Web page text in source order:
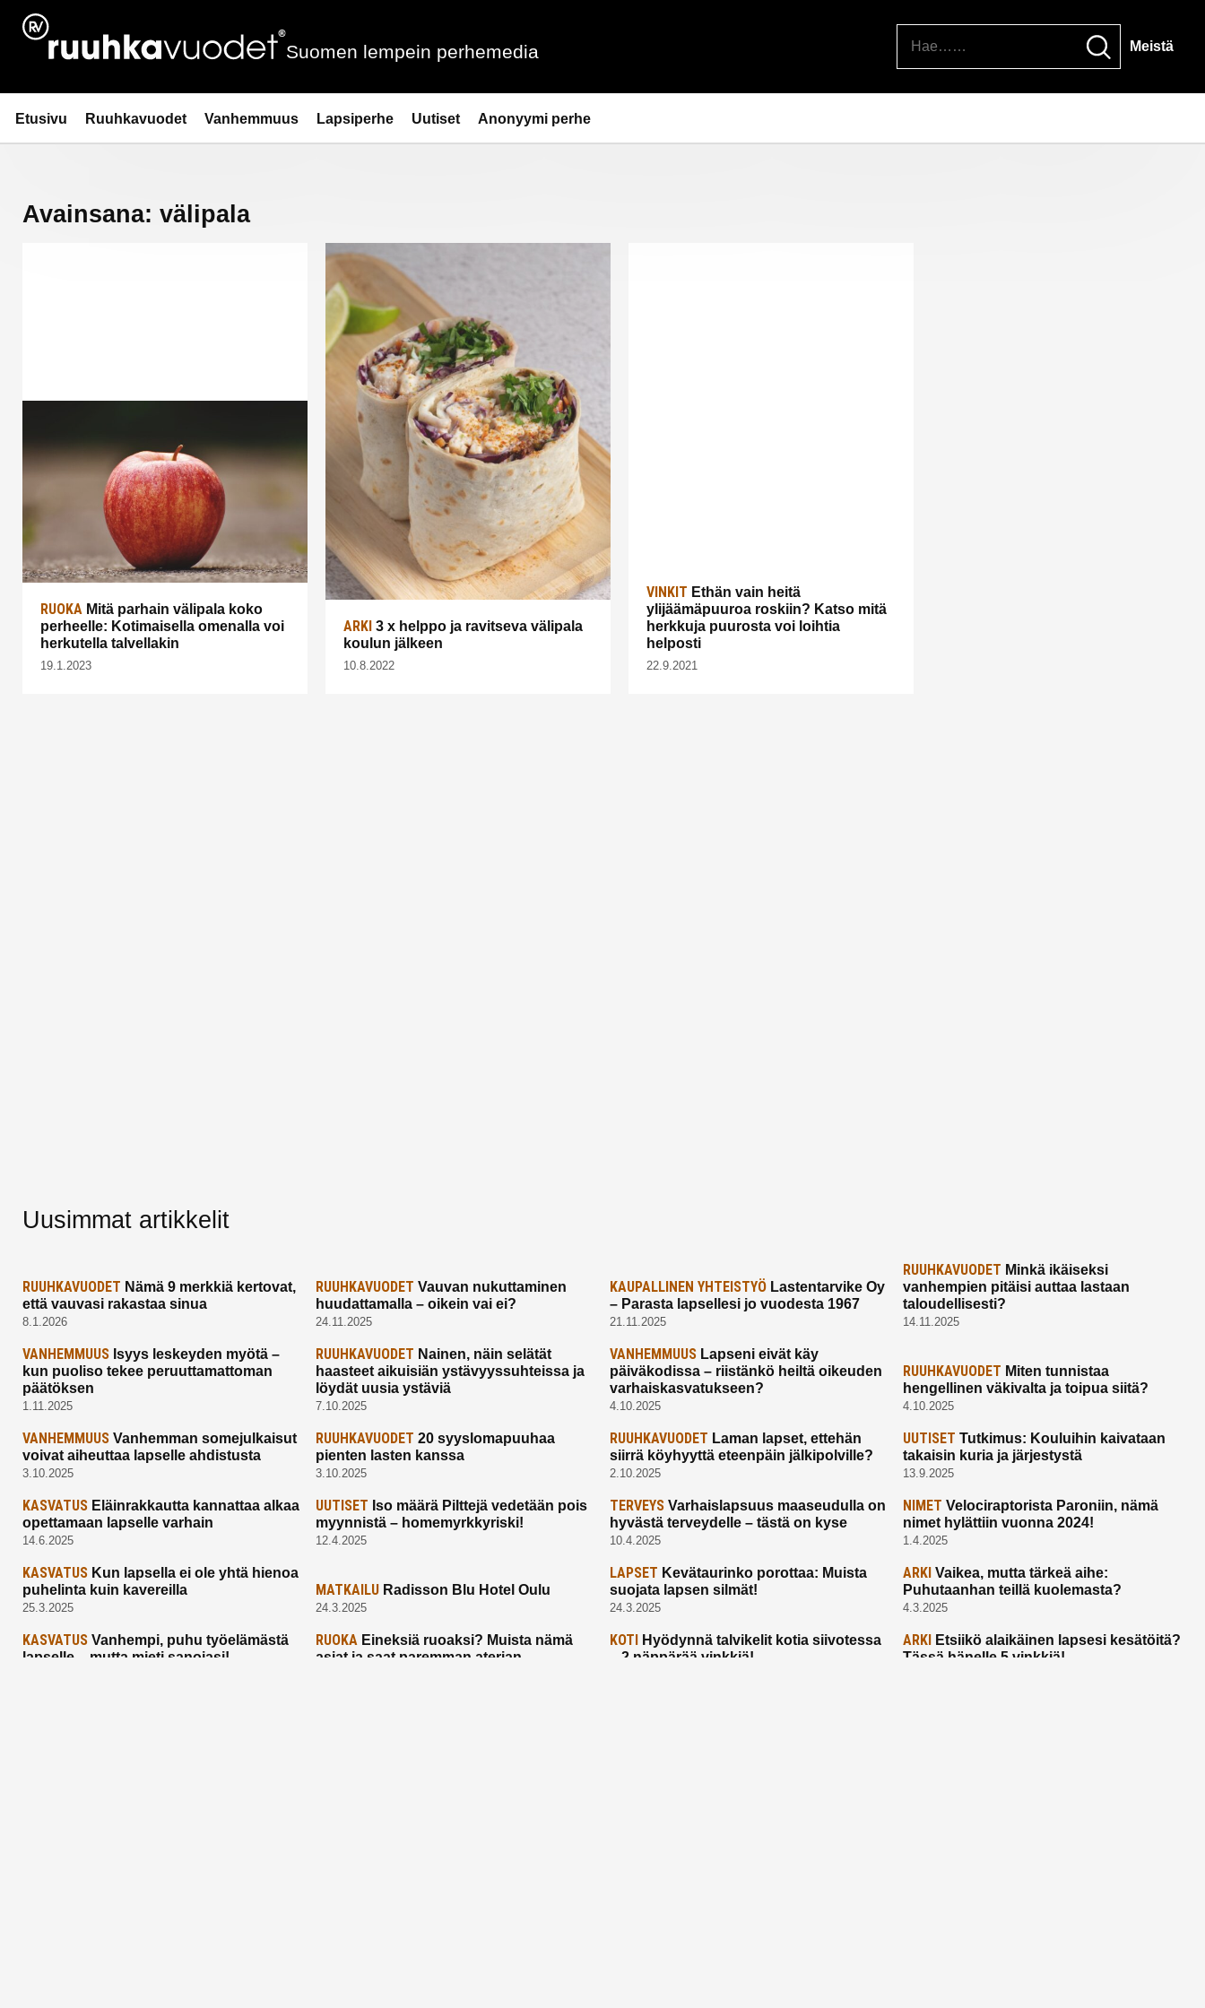
Siirry
sisältöön
Ruuhkavuodet.fi
Suomen lempein perhemedia Meistä
Etusivu Ruuhkavuodet Vanhemmuus Lapsiperhe Uutiset Anonyymi perhe
Avainsana: välipala
RUOKA Mitä parhain välipala koko
perheelle: Kotimaisella omenalla voi
herkutella talvellakin
19.1.2023
ARKI 3 x helppo ja ravitseva välipala
koulun jälkeen
10.8.2022
VINKIT Ethän vain heitä
ylijäämäpuuroa roskiin? Katso mitä
herkkuja puurosta voi loihtia
helposti
22.9.2021
Uusimmat artikkelit
RUUHKAVUODET Nämä 9 merkkiä kertovat,
että vauvasi rakastaa sinua
8.1.2026
RUUHKAVUODET Vauvan nukuttaminen
huudattamalla – oikein vai ei?
24.11.2025
KAUPALLINEN YHTEISTYÖLastentarvike Oy
– Parasta lapsellesi jo vuodesta 1967
21.11.2025
RUUHKAVUODET Minkä ikäiseksi
vanhempien pitäisi auttaa lastaan
taloudellisesti?
14.11.2025
VANHEMMUUS Isyys leskeyden myötä –
kun puoliso tekee peruuttamattoman
päätöksen
1.11.2025
RUUHKAVUODET Nainen, näin selätät
haasteet aikuisiän ystävyyssuhteissa ja
löydät uusia ystäviä
7.10.2025
VANHEMMUUSLapseni eivät käy
päiväkodissa – riistänkö heiltä oikeuden
varhaiskasvatukseen?
4.10.2025
RUUHKAVUODET Miten tunnistaa
hengellinen väkivalta ja toipua siitä?
4.10.2025
VANHEMMUUS Vanhemman somejulkaisut
voivat aiheuttaa lapselle ahdistusta
3.10.2025
RUUHKAVUODET 20 syyslomapuuhaa
pienten lasten kanssa
3.10.2025
RUUHKAVUODET Laman lapset, ettehän
siirrä köyhyyttä eteenpäin jälkipolville?
2.10.2025
UUTISET Tutkimus: Kouluihin kaivataan
takaisin kuria ja järjestystä
13.9.2025
KASVATUS Eläinrakkautta kannattaa alkaa
opettamaan lapselle varhain
14.6.2025
UUTISET Iso määrä Pilttejä vedetään pois
myynnistä – homemyrkkyriski!
12.4.2025
TERVEYSVarhaislapsuus maaseudulla on
hyvästä terveydelle – tästä on kyse
10.4.2025
NIMET Velociraptorista Paroniin, nämä
nimet hylättiin vuonna 2024!
1.4.2025
KASVATUS Kun lapsella ei ole yhtä hienoa
puhelinta kuin kavereilla
25.3.2025
MATKAILU Radisson Blu Hotel Oulu
24.3.2025
LAPSET Kevätaurinko porottaa: Muista
suojata lapsen silmät!
24.3.2025
ARKI Vaikea, mutta tärkeä aihe:
Puhutaanhan teillä kuolemasta?
4.3.2025
KASVATUS Vanhempi, puhu työelämästä
lapselle – mutta mieti sanojasi!
RUOKA Eineksiä ruoaksi? Muista nämä
asiat ja saat paremman aterian
KOTI
Hyödynnä talvikelit kotia siivotessa
– 2 näppärää vinkkiä!
ARKI
Etsiikö alaikäinen lapsesi kesätöitä?
Tässä hänelle 5 vinkkiä!